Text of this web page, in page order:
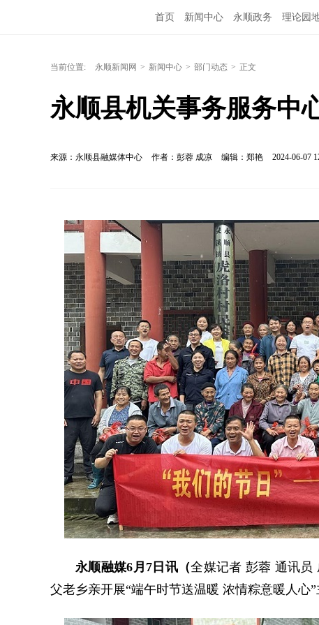
首页 新闻中心 永顺政务 理论园
当前位置: 永顺新闻网 > 新闻中心 > 部门动态 > 正文
永顺县机关事务服务中
来源：永顺县融媒体中心 作者：彭蓉 成凉 编辑：郑艳 2024-06-07
永顺融媒6月7日讯（全媒记者 彭蓉 通讯员
父老乡亲开展“端午时节送温暖 浓情粽意暖人心”